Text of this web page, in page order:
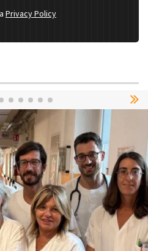
Privacy Policy